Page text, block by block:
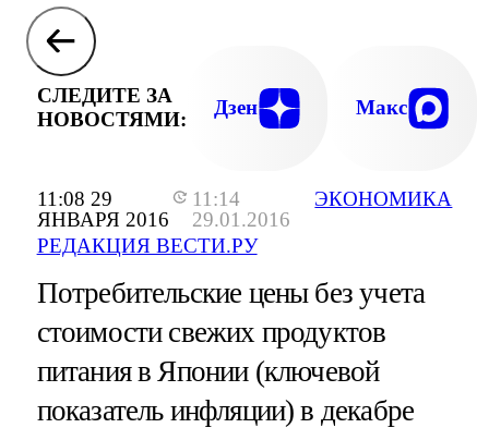
11:08 29
ЯНВАРЯ 2016
11:14
29.01.2016
РЕДАКЦИЯ ВЕСТИ.РУ
ЭКОНОМИКА
СЛЕДИТЕ ЗА
НОВОСТЯМИ:
Дзен Макс
Потребительские цены без учета
стоимости свежих продуктов
питания в Японии (ключевой
показатель инфляции) в декабре